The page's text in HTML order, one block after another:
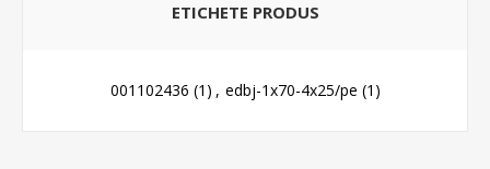
ETICHETE PRODUS
001102436 (1) , edbj-1x70-4x25/pe (1)